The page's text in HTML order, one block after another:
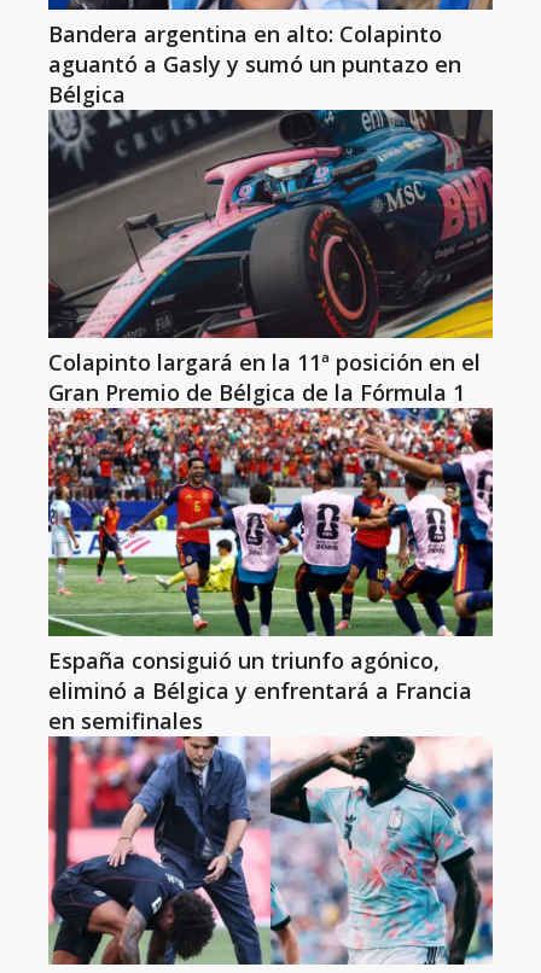
Bandera argentina en alto: Colapinto
aguantó a Gasly y sumó un puntazo en
Bélgica
Colapinto largará en la 11ª posición en el
Gran Premio de Bélgica de la Fórmula 1
España consiguió un triunfo agónico,
eliminó a Bélgica y enfrentará a Francia
en semifinales